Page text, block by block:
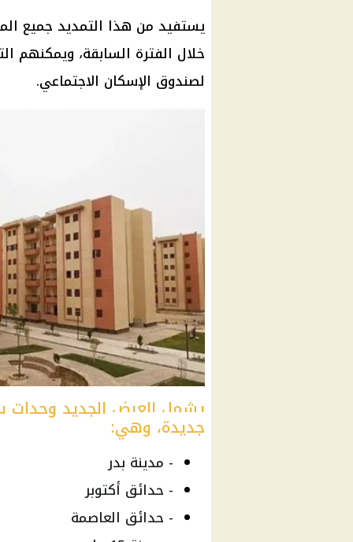
يستفيد من هذا التمديد جميع
خلال الفترة السابقة، ويمكنهم
لصندوق الإسكان الاجتماعي.
يشمل العرض الجديد
جديدة، وهي:
- مدينة بدر
- حدائق أكتوبر
- حدائق العاصمة